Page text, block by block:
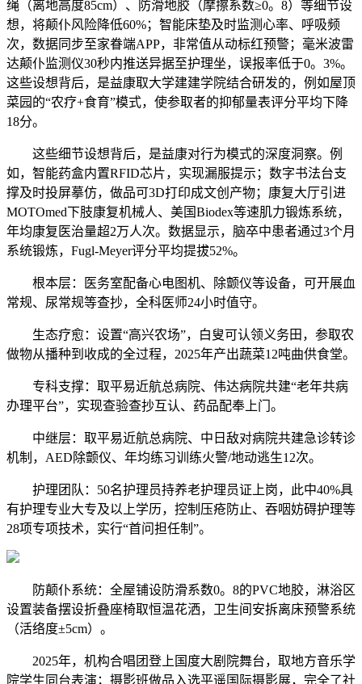
绳（离地高度85cm）、防滑地胶（摩擦系数≥0。8）等细节设
想，将颠仆风险降低60%；智能床垫及时监测心率、呼吸频
次，数据同步至家眷端APP，非常值从动标红预警；毫米波雷
达颠仆监测仪30秒内推送异据至护理坐，误报率低于0。3%。
这些设想背后，是益康取大学建建学院结合研发的，例如屋顶
菜园的“农疗+食育”模式，使参取者的抑郁量表评分平均下降
18分。
这些细节设想背后，是益康对行为模式的深度洞察。例
如，智能药盒内置RFID芯片，实现漏服提示；数字书法台支
撑及时投屏摹仿，做品可3D打印成文创产物；康复大厅引进
MOTOmed下肢康复机械人、美国Biodex等速肌力锻炼系统，
年均康复医治量超2万人次。数据显示，脑卒中患者通过3个月
系统锻炼，Fugl-Meyer评分平均提拔52%。
根本层：医务室配备心电图机、除颤仪等设备，可开展血
常规、尿常规等查抄，全科医师24小时值守。
生态疗愈：设置“高兴农场”，白叟可认领义务田，参取农
做物从播种到收成的全过程，2025年产出蔬菜12吨曲供食堂。
专科支撑：取平易近航总病院、伟达病院共建“老年共病
办理平台”，实现查验查抄互认、药品配奉上门。
中继层：取平易近航总病院、中日敌对病院共建急诊转诊
机制，AED除颤仪、年均练习训练火警/地动逃生12次。
护理团队：50名护理员持养老护理员证上岗，此中40%具
有护理专业大专及以上学历，控制压疮防止、吞咽妨碍护理等
28项专项技术，实行“首问担任制”。
防颠仆系统：全屋铺设防滑系数0。8的PVC地胶，淋浴区
设置装备摆设折叠座椅取恒温花洒，卫生间安拆离床预警系统
（活络度±5cm）。
2025年，机构合唱团登上国度大剧院舞台，取地方音乐学
院学生同台表演；摄影班做品入选平遥国际摄影展，完全了社